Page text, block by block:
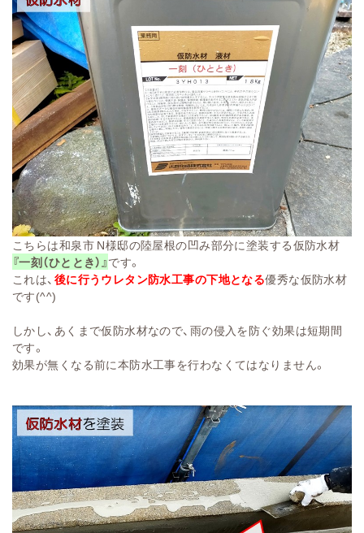
こちらは和泉市 N様邸の陸屋根の凹み部分に塗装する仮防水材
『一刻（ひととき）』です。
これは、 後に行うウレタン防水工事の下地となる優秀な仮防水材
です(^^)
しかし、あくまで仮防水材なので、雨の侵入を防ぐ効果は短期間
です。
効果が無くなる前に本防水工事を行わなくてはなりません。